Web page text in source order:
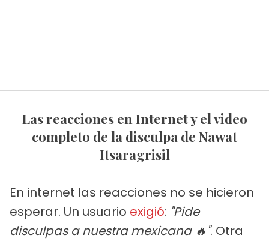
Las reacciones en Internet y el video
completo de la disculpa de Nawat
Itsaragrisil
En internet las reacciones no se hicieron
esperar. Un usuario exigió: "Pide
disculpas a nuestra mexicana 🔥". Otra